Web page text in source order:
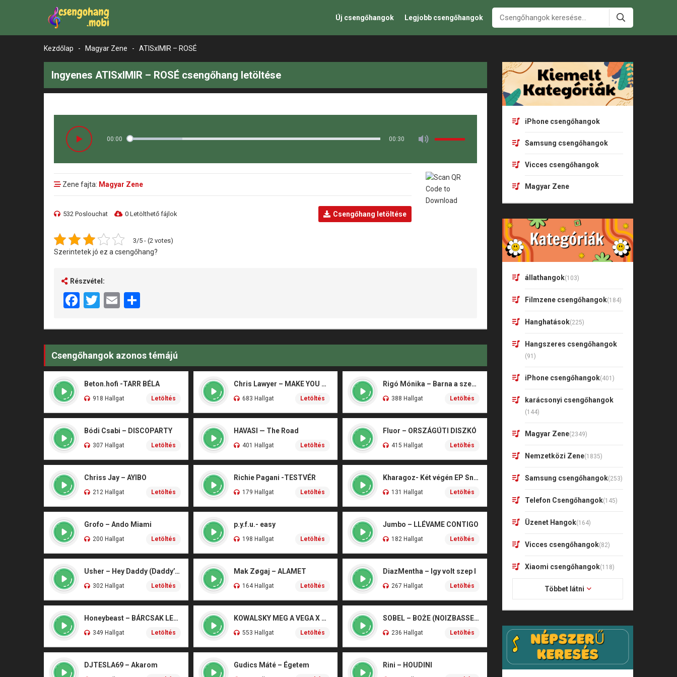
Új csengőhangok Legjobb csengőhangok
Kezdőlap - Magyar Zene - ATISxIMIR – ROSÉ
Ingyenes ATISxIMIR – ROSÉ csengőhang letöltése
00:00 00:30
Zene fajta: Magyar Zene
532 Poslouchat 0 Letölthető fájlok Csengőhang letöltése
3/5 - (2 votes)
Szerintetek jó ez a csengőhang?
Részvétel:
Facebook
Twitter
Email
Csengőhangok azonos témájú
Beton.hofi -TARR BÉLA
918 Hallgat Letöltés
Chris Lawyer – MAKE YOU FLY
683 Hallgat Letöltés
Rigó Mónika – Barna a szeme
388 Hallgat Letöltés
Bódi Csabi – DISCOPARTY
307 Hallgat Letöltés
HAVASI — The Road
401 Hallgat Letöltés
Fluor – ORSZÁGÚTI DISZKÓ
415 Hallgat Letöltés
Chriss Jay – AYIBO
212 Hallgat Letöltés
Richie Pagani -TESTVÉR
179 Hallgat Letöltés
Kharagoz- Két végén EP Snitt
131 Hallgat Letöltés
Grofo – Ando Miami
200 Hallgat Letöltés
p.y.f.u.- easy
198 Hallgat Letöltés
Jumbo – LLÉVAME CONTIGO
182 Hallgat Letöltés
Usher – Hey Daddy (Daddy’s Home)
302 Hallgat Letöltés
Mak Zøgaj – ALAMET
164 Hallgat Letöltés
DiazMentha – Igy volt szep I
267 Hallgat Letöltés
Honeybeast – BÁRCSAK LENNÉK
349 Hallgat Letöltés
KOWALSKY MEG A VEGA X SZEBÉNYI DANI – CSÓNAK
553 Hallgat Letöltés
SOBEL – BOŻE (NOIZBASSES REMIX)
236 Hallgat Letöltés
DJTESLA69 – Akarom Gudics Máté – Égetem Rini – HOUDINI
iPhone csengőhangok
Samsung csengőhangok
Vicces csengőhangok
Magyar Zene
állathangok(103)
Filmzene csengőhangok(184)
Hanghatások(225)
Hangszeres csengőhangok
(91)
iPhone csengőhangok(401)
karácsonyi csengőhangok
(144)
Magyar Zene(2349)
Nemzetközi Zene(1835)
Samsung csengőhangok(253)
Telefon Csengőhangok(145)
Üzenet Hangok(164)
Vicces csengőhangok(82)
Xiaomi csengőhangok(118)
Többet látni